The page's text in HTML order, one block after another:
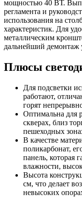
мощностью 40 ВТ.
регламента и
использования на
характеристик. Для
металлическим
дальнейший демонтаж
Плюсы
Для подсветки
работают,
горят
Оптимальна для
скверах, близ
пешеходных
В качестве
поликарбонат,
панель, которая
влажности,
Высота
см, что делает
невысоких